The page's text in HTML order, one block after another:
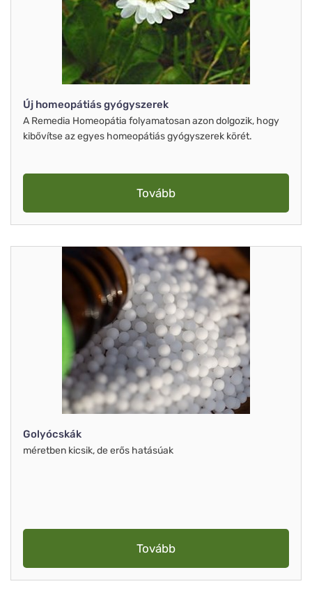
Új homeopátiás gyógyszerek
A Remedia Homeopátia folyamatosan azon dolgozik, hogy
kibővítse az egyes homeopátiás gyógyszerek körét.
Tovább
Golyócskák
méretben kicsik, de erős hatásúak
Tovább